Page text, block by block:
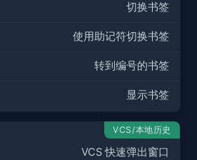
切换书签
使用助记符切换书签
转到编号的书签
显示书签
VCS/本地历史
VCS 快速弹出窗口